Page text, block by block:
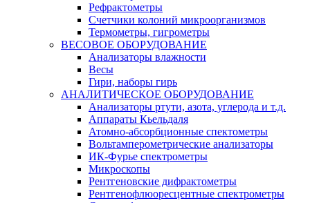
Рефрактометры
Счетчики колоний микроорганизмов
Термометры, гигрометры
ВЕСОВОЕ ОБОРУДОВАНИЕ
Анализаторы влажности
Весы
Гири, наборы гирь
АНАЛИТИЧЕСКОЕ ОБОРУДОВАНИЕ
Анализаторы ртути, азота, углерода и т.д.
Аппараты Кьельдаля
Атомно-абсорбционные спектометры
Вольтамперометрические анализаторы
ИК-Фурье спектрометры
Микроскопы
Рентгеновские дифрактометры
Рентгенофлюоресцентные спектрометры